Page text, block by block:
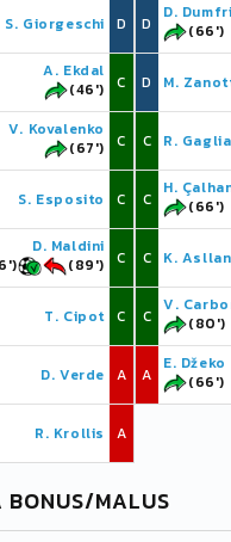
S. Giorgeschi D
A. Ekdal
(46')
C
V. Kovalenko
(67')
C
S. Esposito C
D. Maldini
(89') C
T. Cipot C
D. Verde A
R. Krollis A
D
D.
(66')
D M.
C R.
C
H.
(66')
C K.
C
V.
(80')
A
E. Džeko
(66')
BONUS/MALUS